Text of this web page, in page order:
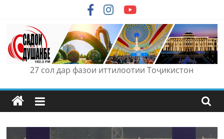
content
27 сол дар фазои иттилоотии Тоҷикистон